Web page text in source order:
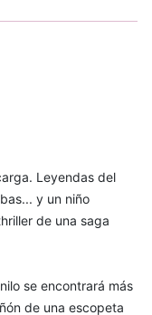
Leyendas del
y un niño
de una saga
se encontrará más
de una escopeta